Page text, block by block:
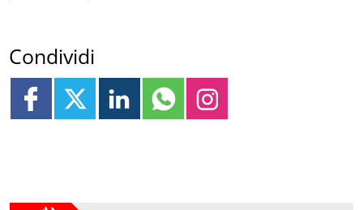
Condividi